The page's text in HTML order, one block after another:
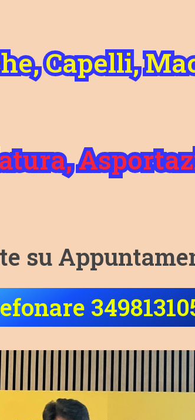
Capelli,
su